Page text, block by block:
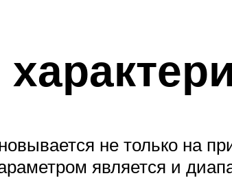
не только на
является и